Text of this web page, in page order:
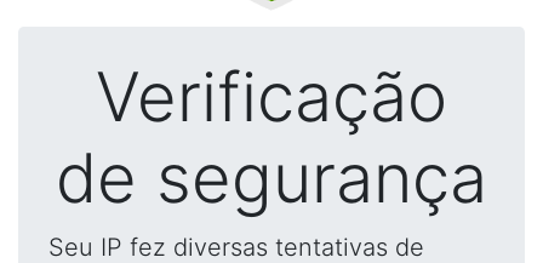
Verificação
de segurança
Seu IP fez diversas tentativas de